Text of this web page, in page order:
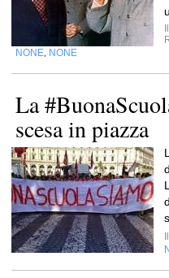
NONE NONE
La
scesa in piazza